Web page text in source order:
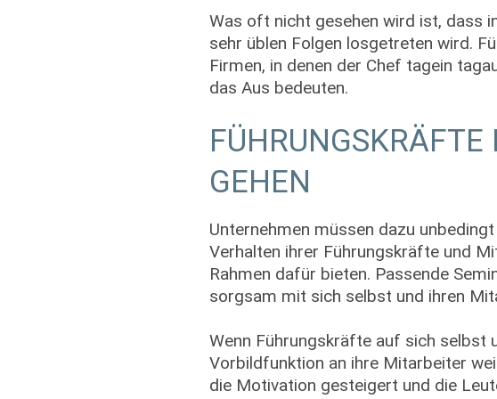
Was oft nicht gesehen wird ist, dass
sehr üblen Folgen losgetreten wird.
Firmen, in denen der Chef tagein
das Aus bedeuten.
GEHEN
Unternehmen müssen dazu
Verhalten ihrer Führungskräfte und
Rahmen dafür bieten. Passende
sorgsam mit sich selbst und ihren
Wenn Führungskräfte auf sich selbst
Vorbildfunktion an ihre Mitarbeiter
die Motivation gesteigert und die